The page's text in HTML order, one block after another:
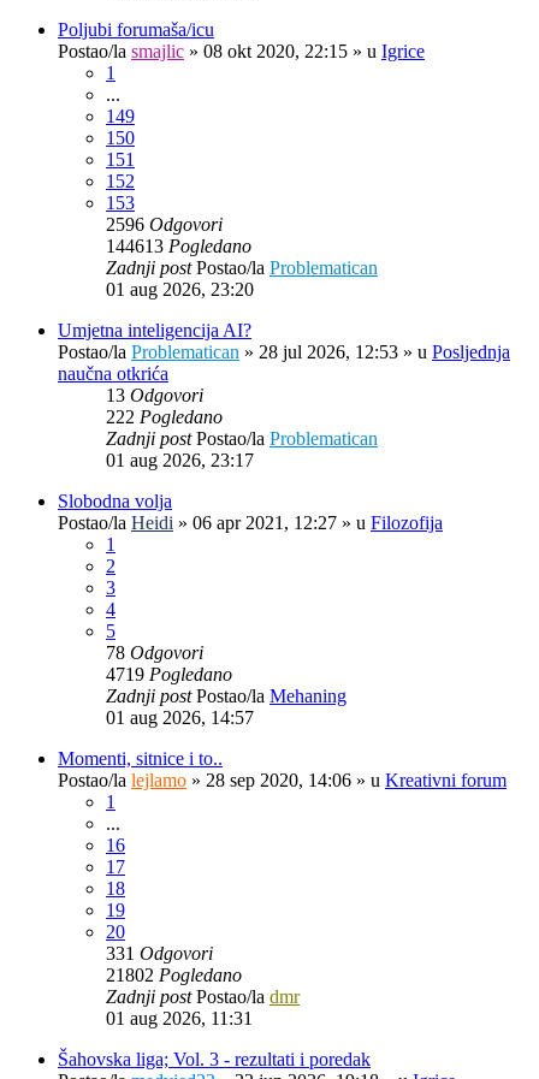
Poljubi forumaša/icu
Postao/la smajlic » 08 okt 2020, 22:15 » u Igrice
1
...
149
150
151
152
153
2596 Odgovori
144613 Pogledano
Zadnji postPostao/la Problematican
01 aug 2026, 23:20
Umjetna inteligencija AI?
Postao/la Problematican » 28 jul 2026, 12:53 » u Posljednja
naučna otkrića
13 Odgovori
222 Pogledano
Zadnji postPostao/la Problematican
01 aug 2026, 23:17
Slobodna volja
Postao/la Heidi » 06 apr 2021, 12:27 » u Filozofija
1
2
3
4
5
78 Odgovori
4719 Pogledano
Zadnji postPostao/la Mehaning
01 aug 2026, 14:57
Momenti, sitnice i to..
Postao/la lejlamo » 28 sep 2020, 14:06 » u Kreativni forum
1
...
16
17
18
19
20
331 Odgovori
21802 Pogledano
Zadnji postPostao/la dmr
01 aug 2026, 11:31
Šahovska liga; Vol. 3 - rezultati i poredak